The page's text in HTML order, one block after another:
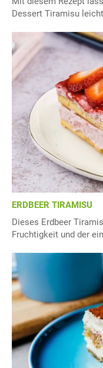
Dessert Tiramisu
ERDBEER TIRAMISU
Dieses Erdbeer
Fruchtigkeit und der